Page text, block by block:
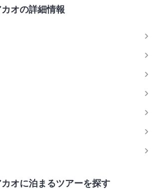
オの詳細情報
オに泊まるツアーを探す